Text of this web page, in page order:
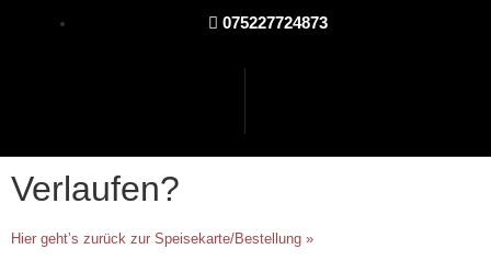
075227724873
Verlaufen?
Hier geht’s zurück zur Speisekarte/Bestellung »